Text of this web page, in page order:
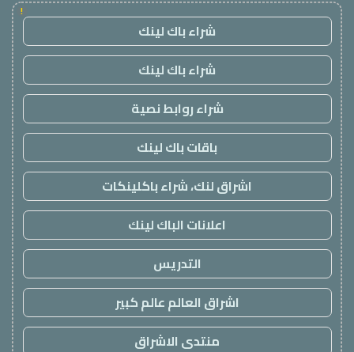
!
شراء باك لينك
شراء باك لينك
شراء روابط نصية
باقات باك لينك
اشراق لنك، شراء باكلينكات
اعلانات الباك لينك
التدريس
اشراق العالم عالم كبير
منتدى الاشراق